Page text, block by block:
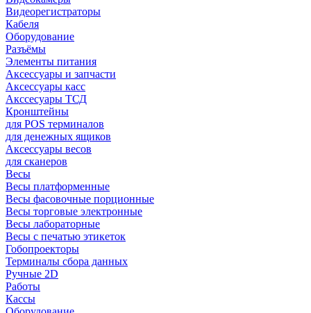
Видеорегистраторы
Кабеля
Оборудование
Разъёмы
Элементы питания
Аксессуары и запчасти
Аксессуары касс
Акссесуары ТСД
Кронштейны
для POS терминалов
для денежных ящиков
Аксессуары весов
для сканеров
Весы
Весы платформенные
Весы фасовочные порционные
Весы торговые электронные
Весы лабораторные
Весы с печатью этикеток
Гобопроекторы
Терминалы сбора данных
Ручные 2D
Работы
Кассы